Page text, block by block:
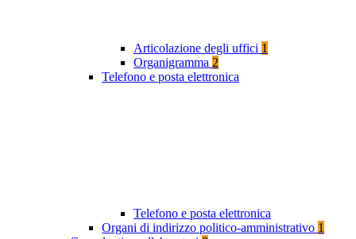
Articolazione degli uffici 1
Organigramma 2
Telefono e posta elettronica
Telefono e posta elettronica
Organi di indirizzo politico-amministrativo 1